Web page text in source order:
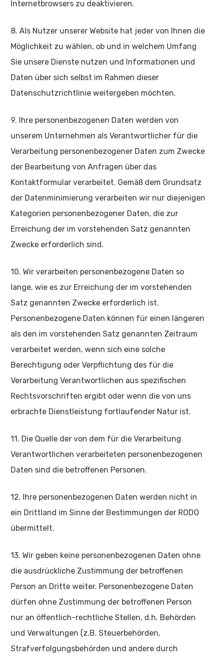
Internetbrowsers zu deaktivieren.
8. Als Nutzer unserer Website hat jeder von Ihnen die
Möglichkeit zu wählen, ob und in welchem Umfang
Sie unsere Dienste nutzen und Informationen und
Daten über sich selbst im Rahmen dieser
Datenschutzrichtlinie weitergeben möchten.
9. Ihre personenbezogenen Daten werden von
unserem Unternehmen als Verantwortlicher für die
Verarbeitung personenbezogener Daten zum Zwecke
der Bearbeitung von Anfragen über das
Kontaktformular verarbeitet. Gemäß dem Grundsatz
der Datenminimierung verarbeiten wir nur diejenigen
Kategorien personenbezogener Daten, die zur
Erreichung der im vorstehenden Satz genannten
Zwecke erforderlich sind.
10. Wir verarbeiten personenbezogene Daten so
lange, wie es zur Erreichung der im vorstehenden
Satz genannten Zwecke erforderlich ist.
Personenbezogene Daten können für einen längeren
als den im vorstehenden Satz genannten Zeitraum
verarbeitet werden, wenn sich eine solche
Berechtigung oder Verpflichtung des für die
Verarbeitung Verantwortlichen aus spezifischen
Rechtsvorschriften ergibt oder wenn die von uns
erbrachte Dienstleistung fortlaufender Natur ist.
11. Die Quelle der von dem für die Verarbeitung
Verantwortlichen verarbeiteten personenbezogenen
Daten sind die betroffenen Personen.
12. Ihre personenbezogenen Daten werden nicht in
ein Drittland im Sinne der Bestimmungen der RODO
übermittelt.
13. Wir geben keine personenbezogenen Daten ohne
die ausdrückliche Zustimmung der betroffenen
Person an Dritte weiter. Personenbezogene Daten
dürfen ohne Zustimmung der betroffenen Person
nur an öffentlich-rechtliche Stellen, d.h. Behörden
und Verwaltungen (z.B. Steuerbehörden,
Strafverfolgungsbehörden und andere durch